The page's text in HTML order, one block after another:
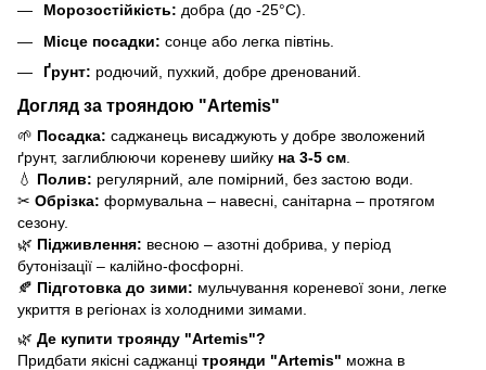
Морозостійкість: добра (до -25°C).
Місце посадки: сонце або легка півтінь.
Ґрунт: родючий, пухкий, добре дренований.
Догляд за трояндою "Artemis"
🌱 Посадка: саджанець висаджують у добре зволожений
ґрунт, заглиблюючи кореневу шийку на 3-5 см
💧 Полив: регулярний, але помірний, без застою води.
✂ Обрізка: формувальна – навесні, санітарна – протягом
сезону.
🌿 Підживлення: весною – азотні добрива, у період
бутонізації – калійно-фосфорні.
🍂 Підготовка до зими: мульчування кореневої зони, легке
укриття в регіонах із холодними зимами.
🌿 Де купити троянду "Artemis"?
Придбати якісні саджанці троянди "Artemis" можна в